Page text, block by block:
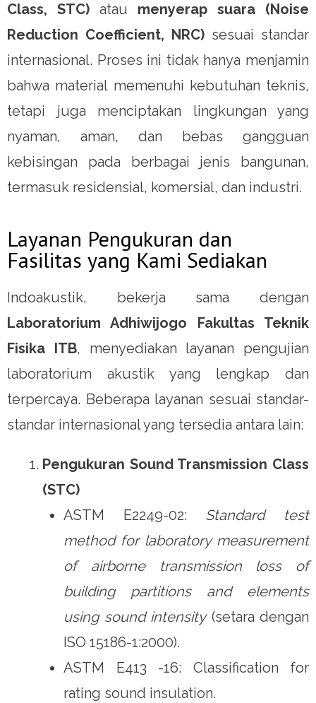
Class, STC) atau menyerap suara (Noise
Reduction Coefficient, NRC) sesuai standar
internasional. Proses ini tidak hanya menjamin
bahwa material memenuhi kebutuhan teknis,
tetapi juga menciptakan lingkungan yang
nyaman, aman, dan bebas gangguan
kebisingan pada berbagai jenis bangunan,
termasuk residensial, komersial, dan industri.
Layanan Pengukuran dan
Fasilitas yang Kami Sediakan
Indoakustik, bekerja sama dengan
Laboratorium Adhiwijogo Fakultas Teknik
Fisika ITB, menyediakan layanan pengujian
laboratorium akustik yang lengkap dan
terpercaya. Beberapa layanan sesuai standar-
standar internasional yang tersedia antara lain:
Pengukuran Sound Transmission Class
(STC)
ASTM E2249-02: Standard test
method for laboratory measurement
of airborne transmission loss of
building partitions and elements
using sound intensity(setara dengan
ISO 15186-1:2000).
ASTM E413 -16: Classification for
rating sound insulation.